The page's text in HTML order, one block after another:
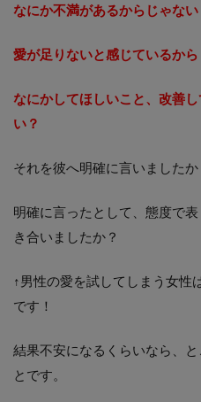
なにか不満があるからじゃない
愛が足りないと感じているから
なにかしてほしいこと、 改善
い？
それを彼へ明確に言いましたか
明確に言ったとして、態度で
き合いましたか？
↑男性の愛を試してしまう女性
です！
結果不安になるくらいなら、
とです。